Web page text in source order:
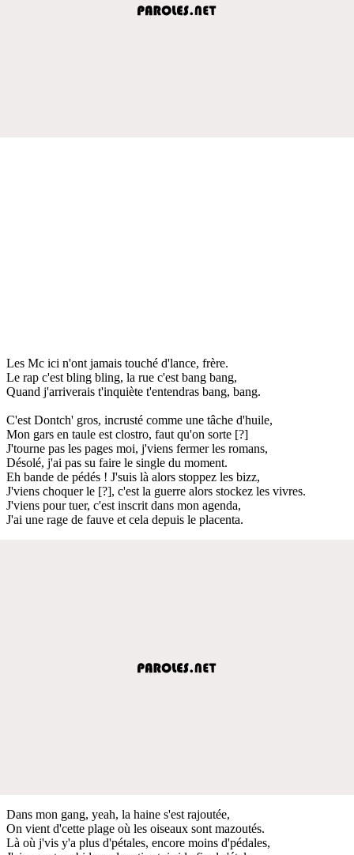
Les Mc ici n'ont jamais touché d'lance, frère.
Le rap c'est bling bling, la rue c'est bang bang,
Quand j'arriverais t'inquiète t'entendras bang, bang.
C'est Dontch' gros, incrusté comme une tâche d'huile,
Mon gars en taule est clostro, faut qu'on sorte [?]
J'tourne pas les pages moi, j'viens fermer les romans,
Désolé, j'ai pas su faire le single du moment.
Eh bande de pédés ! J'suis là alors stoppez les bizz,
J'viens choquer le [?], c'est la guerre alors stockez les vivres.
J'viens pour tuer, c'est inscrit dans mon agenda,
J'ai une rage de fauve et cela depuis le placenta.
Dans mon gang, yeah, la haine s'est rajoutée,
On vient d'cette plage où les oiseaux sont mazoutés.
Là où j'vis y'a plus d'pétales, encore moins d'pédales,